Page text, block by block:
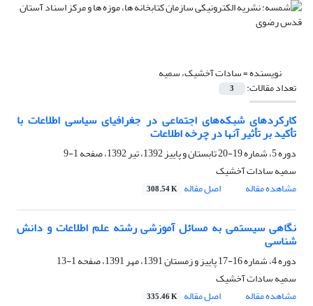
نویسنده =سادات آخشیک، سمیه
تعداد مقالات: 3
کارکردهای شبکه‌های اجتماعی در جغرافیای سیاسی اطلاعات با
تأکید بر تأثیر آنها در چرخه اطلاعات
دوره 5، شماره 19-20 تابستان و پاییز 1392، تیر 1392، صفحه
1-9
سمیه سادات آخشیک
مشاهده مقاله
اصل مقاله 308.54 K
نگاهی سیستمی‌ به مسائل آموزشی رشته علم اطلاعات و دانش
شناسی
دوره 4، شماره 16-17 پاییز و زمستان 1391، مهر 1391، صفحه
1-13
سمیه سادات آخشیک
مشاهده مقاله
اصل مقاله 335.46 K